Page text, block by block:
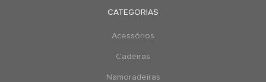
CATEGORIAS
Acessórios
Cadeiras
Namoradeiras